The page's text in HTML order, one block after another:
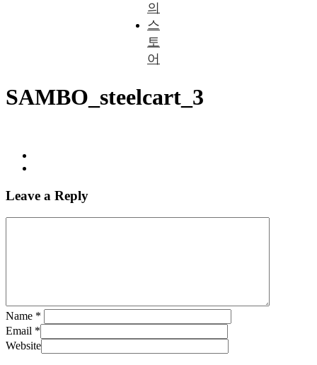
의
스
토
어
SAMBO_steelcart_3
Leave a Reply
Name *
Email *
Website